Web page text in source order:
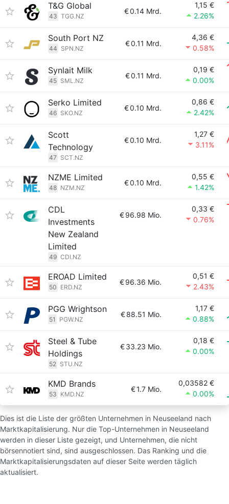
T&G Global
43 TGG.NZ
€0.14 Mrd.
1,15 €
2.26%
South Port NZ
44 SPN.NZ
€0.11 Mrd.
4,36 €
0.58%
Synlait Milk
45 SML.NZ
€0.11 Mrd.
0,19 €
0.00%
Serko Limited
46 SKO.NZ
€0.10 Mrd.
0,86 €
2.42%
Scott
Technology
47 SCT.NZ
€0.10 Mrd.
1,27 €
3.11%
NZME Limited
48 NZM.NZ
€0.10 Mrd.
0,55 €
1.42%
CDL
Investments
New Zealand
Limited
49 CDI.NZ
€96.98 Mio.
0,33 €
0.76%
EROAD Limited
50 ERD.NZ
€96.36 Mio.
0,51 €
2.43%
PGG Wrightson
51 PGW.NZ
€88.51 Mio.
1,17 €
0.88%
Steel & Tube
Holdings
52 STU.NZ
€33.23 Mio.
0,18 €
0.00%
KMD Brands
53 KMD.NZ
€1.7 Mio.
0,03582 €
0.00%
Dies ist die Liste der größten Unternehmen in Neuseeland nach
Marktkapitalisierung. Nur die Top-Unternehmen in Neuseeland
werden in dieser Liste gezeigt, und Unternehmen, die nicht
börsennotiert sind, sind ausgeschlossen. Das Ranking und die
Marktkapitalisierungsdaten auf dieser Seite werden täglich
aktualisiert.